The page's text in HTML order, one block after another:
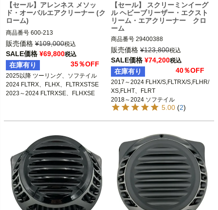
【セール】アレンネス メソッ
ド・オーバルエアクリーナー (ク
ローム)
商品番号 600-213
販売価格 ¥109,000税込
SALE価格 ¥69,800税込
在庫有り 35％OFF
2025以降 ツーリング、ソフテイル
2024 FLTRX、FLHX、FLTRXSTSE
2023～2024 FLTRXSE、FLHXSE
【セール】 スクリーミンイーグ
ル ヘビーブリーザー・エクスト
リーム・エアクリーナー クロ
ーム
商品番号 29400388
2018～2024 ソフテイル
2017～2024 FLHX/S、FLTRX/S、FLH
※ロアーフェアリング装着車は不可
※2023～2024 FLHXSE、FLTRXSE、
2024 FLHX、FLTRX、FLTRXSTSEは
不可
販売価格 ¥123,800税込
SALE価格 ¥74,200税込
在庫有り 40％OFF
2017～2024 FLHX/S,FLTRX/S,FLHR/
XS,FLHT、FLRT
2018～2024 ソフテイル
5.00 (2)